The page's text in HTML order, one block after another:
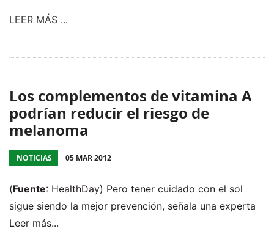
LEER MÁS ...
Los complementos de vitamina A
podrían reducir el riesgo de
melanoma
NOTICIAS 05 MAR 2012
(Fuente: HealthDay) Pero tener cuidado con el sol
sigue siendo la mejor prevención, señala una experta
Leer más...